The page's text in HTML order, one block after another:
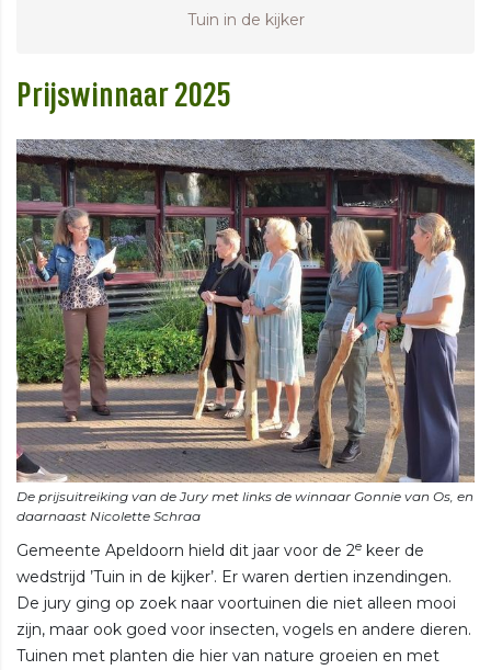
Tuin in de kijker
Prijswinnaar 2025
De prijsuitreiking van de Jury met links de winnaar Gonnie van Os, en
Gemeente Apeldoorn hield dit jaar voor de 2e keer de
wedstrijd ’Tuin in de kijker’. Er waren dertien inzendingen.
De jury ging op zoek naar voortuinen die niet alleen mooi
zijn, maar ook goed voor insecten, vogels en andere dieren.
Tuinen met planten die hier van nature groeien en met